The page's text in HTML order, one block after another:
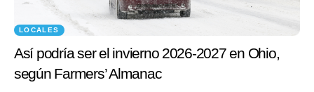
LOCALES
Así podría ser el invierno 2026-2027 en Ohio,
según Farmers’ Almanac